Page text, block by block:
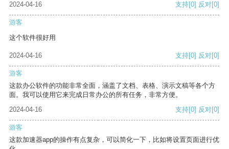
2024-04-16 支持[0] 反对[0]
游客
这个软件很好用
2024-04-16 支持[0] 反对[0]
游客
这款办公软件的功能非常全面，涵盖了文档、表格、演示文稿等各个方
面。我可以使用它来完成日常办公的所有任务，非常方便。
2024-04-16
支持[0] 反对[0]
游客
这款加速器app的操作有点复杂，可以简化一下，比如将设置页面进行优